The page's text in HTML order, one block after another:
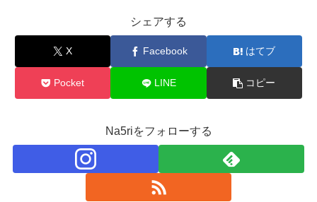
シェアする
X Facebook はてブ
Pocket LINE コピー
Na5riをフォローする